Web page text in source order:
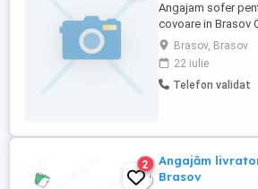
Angajam sofer
covoare in Brasov
serioasa pentru
la domiciliul
ridici covoarele de
covoarele curate
Brasov, Brasov
22 iulie
Telefon validat
2
Angajăm
Brasov